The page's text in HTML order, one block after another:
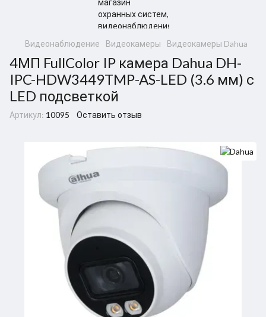
Видеонаблюдение Видеокамеры Видеокамеры Dahua
4МП FullColor IP камера Dahua DH-
IPC-HDW3449TMP-AS-LED (3.6 мм) с
LED подсветкой
Артикул: 10095 Оставить отзыв